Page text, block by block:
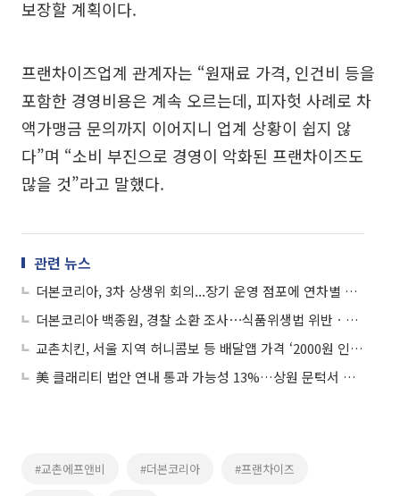
보장할 계획이다.
프랜차이즈업계 관계자는 “원재료 가격, 인건비 등을
포함한 경영비용은 계속 오르는데, 피자헛 사례로 차
액가맹금 문의까지 이어지니 업계 상황이 쉽지 않
다”며 “소비 부진으로 경영이 악화된 프랜차이즈도
많을 것”라고 말했다.
관련 뉴스
더본코리아, 3차 상생위 회의...장기 운영 점포에 연차별 로열티 단계적 인하 지원
더본코리아 백종원, 경찰 소환 조사⋯식품위생법 위반ㆍ허위광고 혐의
교촌치킨, 서울 지역 허니콤보 등 배달앱 가격 ‘2000원 인상’
美 클래리티 법안 연내 통과 가능성 13%…상원 문턱서 제동
#교촌에프앤비 #더본코리아 #프랜차이즈